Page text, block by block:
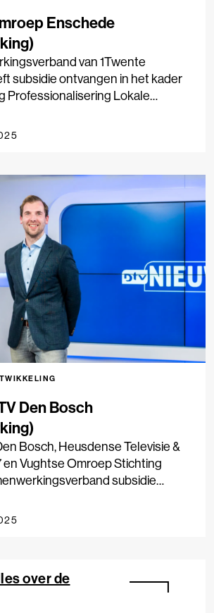
Enschede
van 1Twente
subsidie ontvangen in het kader
Professionalisering Lokale
Den Bosch
Bosch, Heusdense Televisie &
en Vughtse Omroep Stichting
subsidie
Lokale Publieke Media-
over de